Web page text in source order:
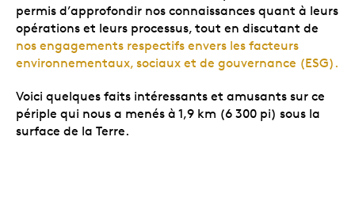
permis d’approfondir nos connaissances quant à leurs
opérations et leurs processus, tout en discutant de
nos engagements respectifs envers les facteurs
environnementaux, sociaux et de gouvernance (ESG).
Voici quelques faits intéressants et amusants sur ce
périple qui nous a menés à 1,9 km (6 300 pi) sous la
surface de la Terre.